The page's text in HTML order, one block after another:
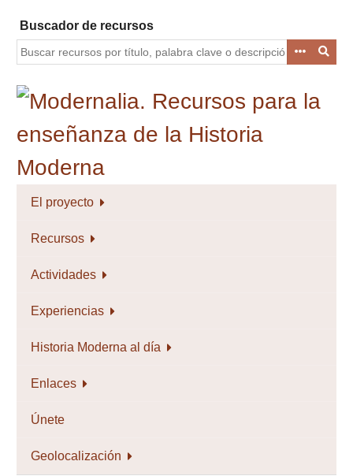
contenido
principal
Buscador de recursos
El proyecto
Recursos
Actividades
Experiencias
Historia Moderna al día
Enlaces
Únete
Geolocalización